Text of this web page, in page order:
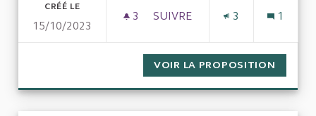
CRÉÉ LE
15/10/2023
3 3 ABONNÉS
SUIVRE
3 1
VOIR LA PROPOSITION